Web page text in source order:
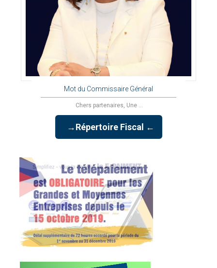
Mot du Commissaire Général
Chers partenaires, Une ...
→Répertoire Fiscal ←